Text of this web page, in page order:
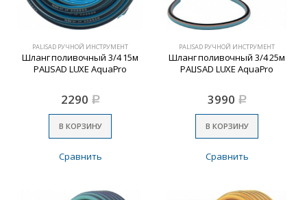
PALISAD РУЧНОЙ ИНСТРУМЕНТ
Шланг поливочный 3/4 15м
PALISAD LUXE AquaPro
2290 Р
В КОРЗИНУ
Сравнить
PALISAD РУЧНОЙ ИНСТРУМЕНТ
Шланг поливочный 3/4 25м
PALISAD LUXE AquaPro
3990 Р
В КОРЗИНУ
Сравнить